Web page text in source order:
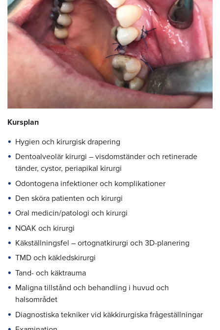
Kursplan
Hygien och kirurgisk drapering
Dentoalveolär kirurgi – visdomständer och retinerade
tänder, cystor, periapikal kirurgi
Odontogena infektioner och komplikationer
Den sköra patienten och kirurgi
Oral medicin/patologi och kirurgi
NOAK och kirurgi
Käkställningsfel – ortognatkirurgi och 3D-planering
TMD och käkledskirurgi
Tand- och käktrauma
Maligna tillstånd och behandling i huvud och
halsområdet
Diagnostiska tekniker vid käkkirurgiska frågeställningar